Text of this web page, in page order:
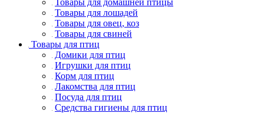
Товары для лошадей
Товары для овец, коз
Товары для свиней
Товары для птиц
Домики для птиц
Игрушки для птиц
Корм для птиц
Лакомства для птиц
Посуда для птиц
Средства гигиены для птиц